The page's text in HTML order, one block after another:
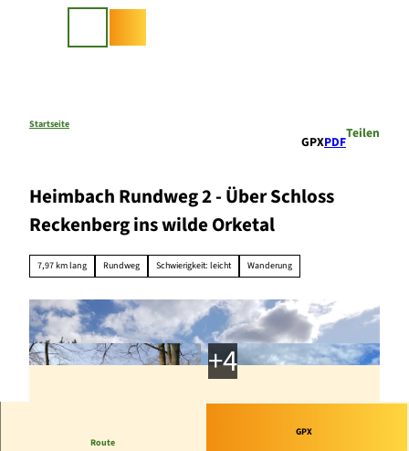
Startseite
GPXPDF
Teilen
Heimbach Rundweg 2 - Über Schloss
Reckenberg ins wilde Orketal
7,97 km lang Rundweg Schwierigkeit: leicht Wanderung
Route
GPX